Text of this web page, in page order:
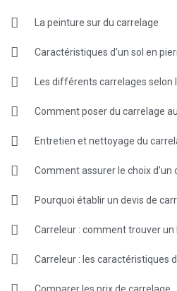
La peinture sur du carrelage
Caractéristiques d’un sol en
Les différents carrelages selon
Comment poser du carrelage
Entretien et nettoyage du
Comment assurer le choix d’un
Pourquoi établir un devis de
Carreleur : comment trouver un
Carreleur : les caractéristiques
Comparer les prix de carrelage